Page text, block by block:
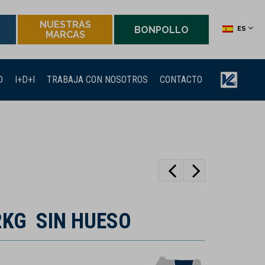
NUESTRAS
MARCAS
BONPOLLO ES
I+D+I TRABAJA CON NOSOTROS CONTACTO
SIN HUESO